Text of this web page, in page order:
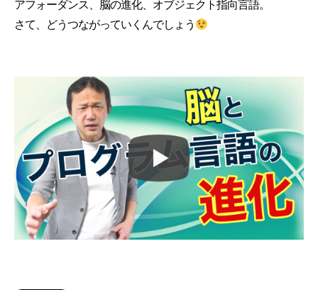
アフォーダンス、脳の進化、オブジェクト指向言語。
さて、どうつながっていくんでしょう